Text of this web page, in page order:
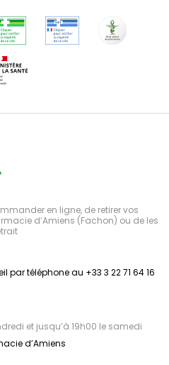
en ligne, de retirer vos
d’Amiens (Fachon) ou de les
téléphone au +33 3 22 71 64 16
et jusqu’à 19h00 le samedi
d’Amiens